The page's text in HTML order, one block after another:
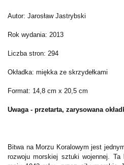
Autor: Jarosław Jastrybski
Rok wydania: 2013
Liczba stron: 294
Okładka: miękka ze skrzydełkami
Format: 14,8 cm x 20,5 cm
Uwaga - przetarta, zarysowana
Bitwa na Morzu Koralowym jest
rozwoju morskiej sztuki wojennej.